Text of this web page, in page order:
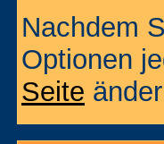
Nachdem
Optionen
Seite